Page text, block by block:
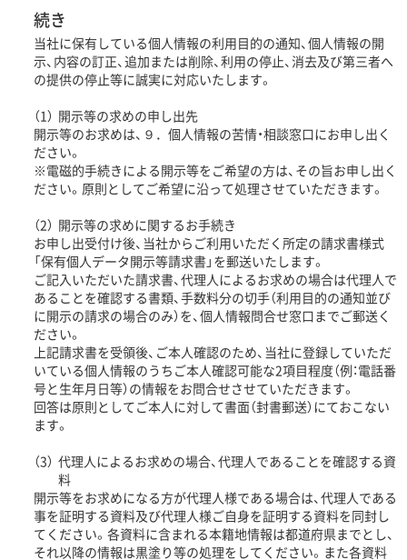
続き
当社に保有している個人情報の利用目的の通知、個人情報の開
示、内容の訂正、追加または削除、利用の停止、消去及び第三者へ
の提供の停止等に誠実に対応いたします。
（1）
開示等の求めの申し出先
開示等のお求めは、９．個人情報の苦情・相談窓口にお申し出く
ださい。
※電磁的手続きによる開示等をご希望の方は、その旨お申し出く
ださい。原則としてご希望に沿って処理させていただきます。
（2）
開示等の求めに関するお手続き
お申し出受付け後、当社からご利用いただく所定の請求書様式
「保有個人データ開示等請求書」を郵送いたします。
ご記入いただいた請求書、代理人によるお求めの場合は代理人で
あることを確認する書類、手数料分の切手（利用目的の通知並び
に開示の請求の場合のみ）を、個人情報問合せ窓口までご郵送く
ださい。
上記請求書を受領後、ご本人確認のため、当社に登録していただ
いている個人情報のうちご本人確認可能な2項目程度（例：電話番
号と生年月日等）の情報をお問合せさせていただきます。
回答は原則としてご本人に対して書面（封書郵送）にておこない
ます。
（3） 代理人によるお求めの場合、代理人であることを確認する資
料
開示等をお求めになる方が代理人様である場合は、代理人である
事を証明する資料及び代理人様ご自身を証明する資料を同封し
てください。各資料に含まれる本籍地情報は都道府県までとし、
それ以降の情報は黒塗り等の処理をしてください。また各資料